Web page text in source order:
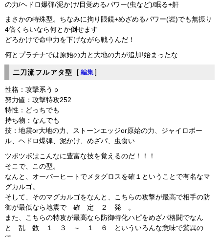
の力/ヘドロ爆弾/泥かけ/目覚めるパワー(虫など)/眠る+鼾
まさかの特殊型。ちなみに拘り眼鏡+めざめるパワー(岩)でも無振り
4倍くらいなら何とか倒せます
どろかけで命中力を下げながら戦うんだ！
何とプラチナでは原始の力と大地の力が追加!始まったな
二刀流フルアタ型 [ 編集 ]
性格：攻撃系うｐ
努力値：攻撃特攻252
特性：どっちでも
持ち物：なんでも
技：地震or大地の力、ストーンエッジor原始の力、ジャイロボー
ル、ヘドロ爆弾、泥かけ、めざパ、虫食い
ツボツボはこんなに豊富な技を覚えるのだ！！！
そこで、この型。
なんと、オーバーヒートでメタグロスを確１ということで有名なマ
グカルゴ。
そして、そのマグカルゴをなんと、こちらの攻撃が最高で相手の防
御が最低なら地震で 確 定 ２ 発 。
また、こちらの特攻が最高なら防御特化ハピをめざパ格闘でなん
と 乱 数 １ ３ ～ １ ６ といういろんな意味で驚異の